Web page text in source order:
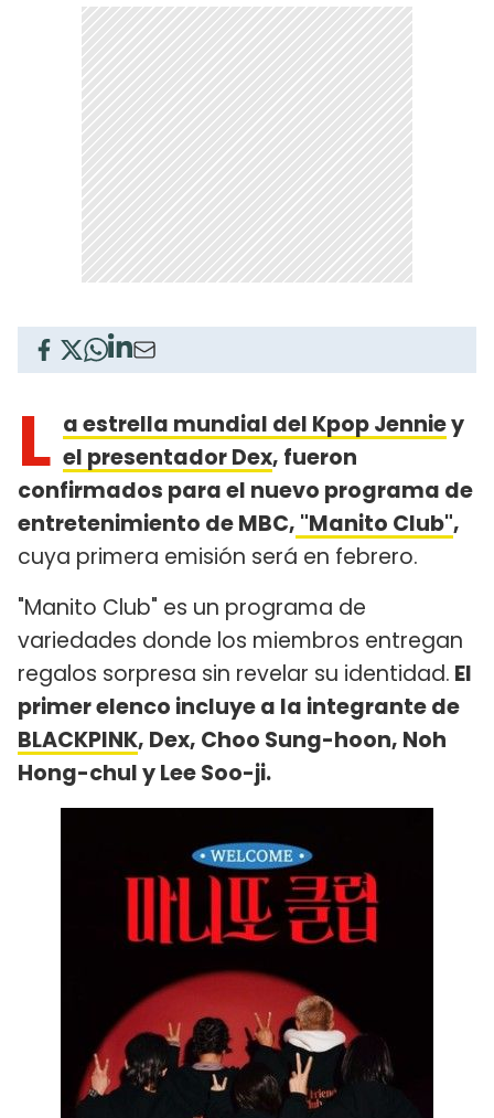
L a estrella mundial del Kpop Jenniey
el presentador Dex, fueron
confirmados para el nuevo programa de
entretenimiento de MBC, "Manito Club",
cuya primera emisión será en febrero.
"Manito Club" es un programa de
variedades donde los miembros entregan
regalos sorpresa sin revelar su identidad. El
primer elenco incluye a la integrante de
BLACKPINK, Dex, Choo Sung-hoon, Noh
Hong-chul y Lee Soo-ji.